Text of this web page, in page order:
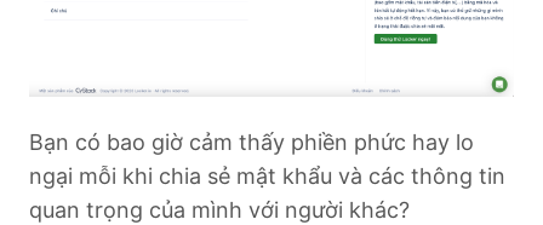
Bạn có bao giờ cảm thấy phiền phức hay lo
ngại mỗi khi chia sẻ mật khẩu và các thông tin
quan trọng của mình với người khác?